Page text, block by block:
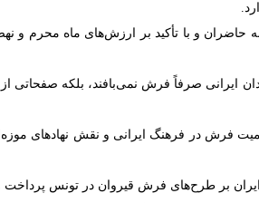
و با تأکید بر ارزش‌های ماه محرم و
ایرانی صرفاً فرش نمی‌بافند، بلکه صفحاتی
در فرهنگ ایرانی و نقش نهادهای
بر طرح‌های فرش قیروان در تونس